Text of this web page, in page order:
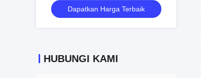
Dapatkan Harga Terbaik
HUBUNGI KAMI